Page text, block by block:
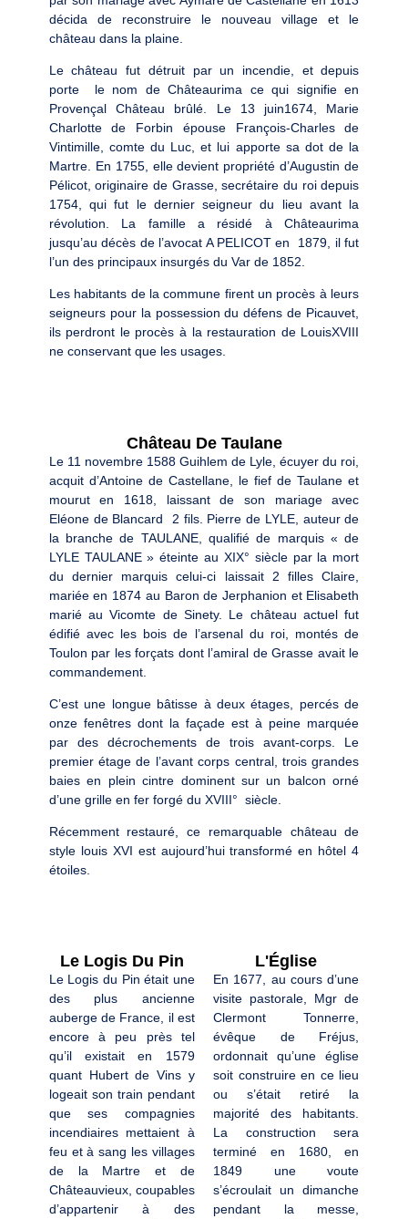
décida de reconstruire le nouveau village et le
château dans la plaine.
Le château fut détruit par un incendie, et depuis
porte le nom de Châteaurima ce qui signifie en
Provençal Château brûlé. Le 13 juin1674, Marie
Charlotte de Forbin épouse François-Charles de
Vintimille, comte du Luc, et lui apporte sa dot de la
Martre. En 1755, elle devient propriété d’Augustin de
Pélicot, originaire de Grasse, secrétaire du roi depuis
1754, qui fut le dernier seigneur du lieu avant la
révolution. La famille a résidé à Châteaurima
jusqu’au décès de l’avocat A PELICOT en 1879, il fut
l’un des principaux insurgés du Var de 1852.
Les habitants de la commune firent un procès à leurs
seigneurs pour la possession du défens de Picauvet,
ils perdront le procès à la restauration de LouisXVIII
ne conservant que les usages.
Château De Taulane
Le 11 novembre 1588 Guihlem de Lyle, écuyer du roi,
acquit d’Antoine de Castellane, le fief de Taulane et
mourut en 1618, laissant de son mariage avec
Eléone de Blancard 2 fils. Pierre de LYLE, auteur de
la branche de TAULANE, qualifié de marquis « de
LYLE TAULANE » éteinte au XIX° siècle par la mort
du dernier marquis celui-ci laissait 2 filles Claire,
mariée en 1874 au Baron de Jerphanion et Elisabeth
marié au Vicomte de Sinety. Le château actuel fut
édifié avec les bois de l’arsenal du roi, montés de
Toulon par les forçats dont l’amiral de Grasse avait le
commandement.
C’est une longue bâtisse à deux étages, percés de
onze fenêtres dont la façade est à peine marquée
par des décrochements de trois avant-corps. Le
premier étage de l’avant corps central, trois grandes
baies en plein cintre dominent sur un balcon orné
d’une grille en fer forgé du XVIII° siècle.
Récemment restauré, ce remarquable château de
style louis XVI est aujourd’hui transformé en hôtel 4
étoiles.
Le Logis Du Pin
Le Logis du Pin était une
des plus ancienne
auberge de France, il est
encore à peu près tel
qu’il existait en 1579
quant Hubert de Vins y
logeait son train pendant
que ses compagnies
incendiaires mettaient à
feu et à sang les villages
de la Martre et de
Châteauvieux, coupables
d’appartenir à des
L'Église
En 1677, au cours d’une
visite pastorale, Mgr de
Clermont Tonnerre,
évêque de Fréjus,
ordonnait qu’une église
soit construire en ce lieu
ou s’était retiré la
majorité des habitants.
La construction sera
terminé en 1680, en
1849 une voute
s’écroulait un dimanche
pendant la messe,